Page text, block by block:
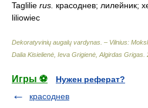
Taglilie rus. красоднев; лилейник;
liliowiec
Dekoratyvinių augalų vardynas. – Vilnius:
Dalia Kisielienė, Ieva Grigienė, Algirdas Grigas
Игры ⚽
Нужен реферат?
красоднев